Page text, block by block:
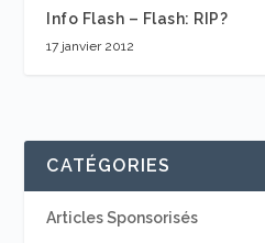
Info Flash – Flash: RIP?
17 janvier 2012
CATÉGORIES
Articles Sponsorisés